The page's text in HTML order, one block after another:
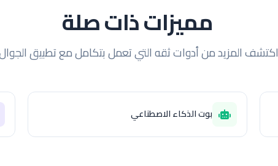
مميزات ذات صلة
اكتشف المزيد من أدوات ثقه التي تعمل بتكامل مع تطبيق
بوت الذكاء الاصطناعي